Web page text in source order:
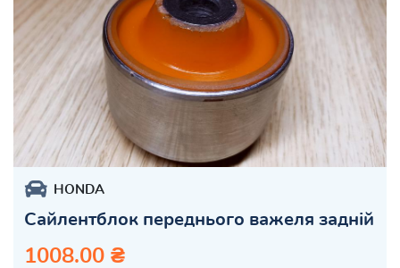
HONDA
Сайлентблок переднього важеля задній
1008.00 ₴